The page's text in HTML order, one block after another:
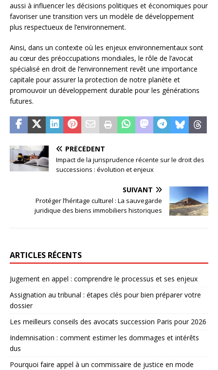
aussi à influencer les décisions politiques et économiques pour
favoriser une transition vers un modèle de développement
plus respectueux de l’environnement.
Ainsi, dans un contexte où les enjeux environnementaux sont
au cœur des préoccupations mondiales, le rôle de l’avocat
spécialisé en droit de l’environnement revêt une importance
capitale pour assurer la protection de notre planète et
promouvoir un développement durable pour les générations
futures.
PRÉCÉDENT
Impact de la jurisprudence récente sur le droit des
successions : évolution et enjeux
SUIVANT
Protéger l’héritage culturel : La sauvegarde
juridique des biens immobiliers historiques
ARTICLES RÉCENTS
Jugement en appel : comprendre le processus et ses enjeux
Assignation au tribunal : étapes clés pour bien préparer votre
dossier
Les meilleurs conseils des avocats succession Paris pour 2026
Indemnisation : comment estimer les dommages et intérêts
dus
Pourquoi faire appel à un commissaire de justice en mode